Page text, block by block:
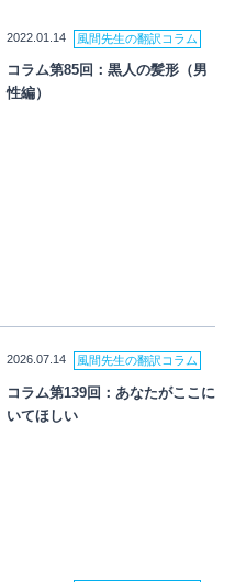
2022.01.14 風間先生の翻訳コラム
コラム第85回：黒人の髪形（男
性編）
2026.07.14 風間先生の翻訳コラム
コラム第139回：あなたがここに
いてほしい